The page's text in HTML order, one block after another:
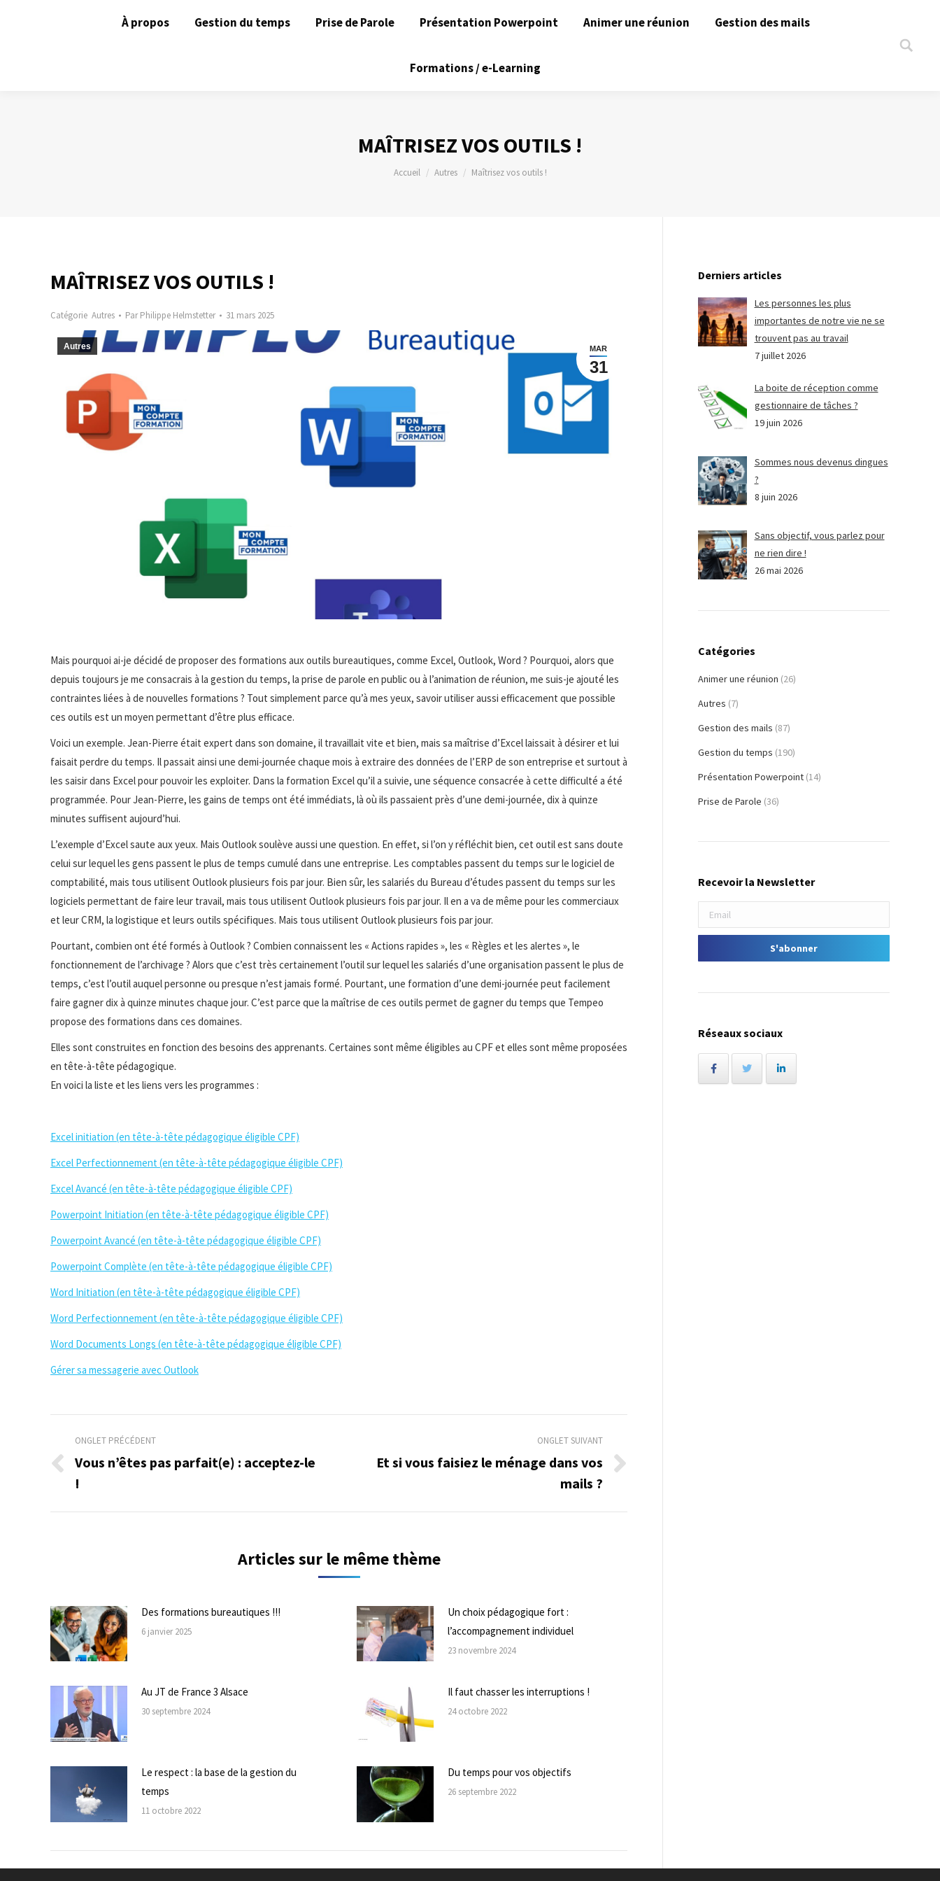
À propos Gestion du temps Prise de Parole Présentation Powerpoint Animer une réunion Gestion des mails
Formations / e-Learning
Search:
MAÎTRISEZ VOS OUTILS !
Vous êtes ici :
Accueil Autres Maîtrisez vos outils !
MAÎTRISEZ VOS OUTILS !
Catégorie Autres ParPhilippe Helmstetter 31 mars 2025
MAR
31
Autres
Mais pourquoi ai-je décidé de proposer des formations aux outils bureautiques, comme Excel, Outlook, Word ? Pourquoi, alors que
depuis toujours je me consacrais à la gestion du temps, la prise de parole en public ou à l’animation de réunion, me suis-je ajouté les
contraintes liées à de nouvelles formations ? Tout simplement parce qu’à mes yeux, savoir utiliser aussi efficacement que possible
ces outils est un moyen permettant d’être plus efficace.
Voici un exemple. Jean-Pierre était expert dans son domaine, il travaillait vite et bien, mais sa maîtrise d’Excel laissait à désirer et lui
faisait perdre du temps. Il passait ainsi une demi-journée chaque mois à extraire des données de l’ERP de son entreprise et surtout à
les saisir dans Excel pour pouvoir les exploiter. Dans la formation Excel qu’il a suivie, une séquence consacrée à cette difficulté a été
programmée. Pour Jean-Pierre, les gains de temps ont été immédiats, là où ils passaient près d’une demi-journée, dix à quinze
minutes suffisent aujourd’hui.
L’exemple d’Excel saute aux yeux. Mais Outlook soulève aussi une question. En effet, si l’on y réfléchit bien, cet outil est sans doute
celui sur lequel les gens passent le plus de temps cumulé dans une entreprise. Les comptables passent du temps sur le logiciel de
comptabilité, mais tous utilisent Outlook plusieurs fois par jour. Bien sûr, les salariés du Bureau d’études passent du temps sur les
logiciels permettant de faire leur travail, mais tous utilisent Outlook plusieurs fois par jour. Il en a va de même pour les commerciaux
et leur CRM, la logistique et leurs outils spécifiques. Mais tous utilisent Outlook plusieurs fois par jour.
Pourtant, combien ont été formés à Outlook ? Combien connaissent les « Actions rapides », les « Règles et les alertes », le
fonctionnement de l’archivage ? Alors que c’est très certainement l’outil sur lequel les salariés d’une organisation passent le plus de
temps, c’est l’outil auquel personne ou presque n’est jamais formé. Pourtant, une formation d’une demi-journée peut facilement
faire gagner dix à quinze minutes chaque jour. C’est parce que la maîtrise de ces outils permet de gagner du temps que Tempeo
propose des formations dans ces domaines.
Elles sont construites en fonction des besoins des apprenants. Certaines sont même éligibles au CPF et elles sont même proposées
en tête-à-tête pédagogique.
En voici la liste et les liens vers les programmes :
Excel initiation (en tête-à-tête pédagogique éligible CPF)
Excel Perfectionnement (en tête-à-tête pédagogique éligible CPF)
Excel Avancé (en tête-à-tête pédagogique éligible CPF)
Powerpoint Initiation (en tête-à-tête pédagogique éligible CPF)
Powerpoint Avancé (en tête-à-tête pédagogique éligible CPF)
Powerpoint Complète (en tête-à-tête pédagogique éligible CPF)
Word Initiation (en tête-à-tête pédagogique éligible CPF)
Word Perfectionnement (en tête-à-tête pédagogique éligible CPF)
Word Documents Longs (en tête-à-tête pédagogique éligible CPF)
Gérer sa messagerie avec Outlook
Navigation
de
commentaire
ONGLET PRÉCÉDENT
Onglet
précédent
Vous n’êtes pas parfait(e) : acceptez-le
!
ONGLET SUIVANT
Onglet
Et si vous faisiez le ménage dans vos
mails ?
Articles sur le même thème
Des formations bureautiques !!!
6 janvier 2025
Un choix pédagogique fort :
l’accompagnement individuel
23 novembre 2024
Au JT de France 3 Alsace
30 septembre 2024
Il faut chasser les interruptions !
24 octobre 2022
Le respect : la base de la gestion du
temps
11 octobre 2022
Du temps pour vos objectifs
26 septembre 2022
Derniers articles
Les personnes les plus
importantes de notre vie ne se
trouvent pas au travail
7 juillet 2026
La boite de réception comme
gestionnaire de tâches ?
19 juin 2026
Sommes nous devenus dingues
?
8 juin 2026
Sans objectif, vous parlez pour
ne rien dire !
26 mai 2026
Catégories
Animer une réunion (26)
Autres (7)
Gestion des mails (87)
Gestion du temps (190)
Présentation Powerpoint (14)
Prise de Parole (36)
Recevoir la Newsletter
Réseaux sociaux